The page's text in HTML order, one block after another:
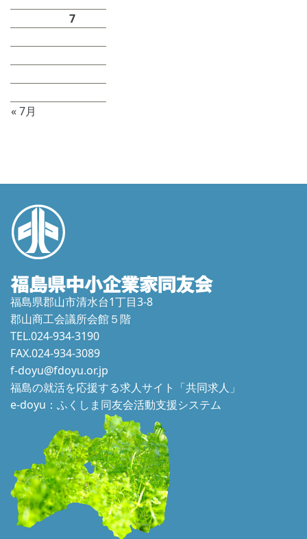
« 7月
7
福島県郡山市清水台1丁目3-8
郡山商工会議所会館５階
TEL.024-934-3190
FAX.024-934-3089
f-doyu@fdoyu.or.jp
福島の就活を応援する求人サイト「共同求人」
e-doyu：ふくしま同友会活動支援システム